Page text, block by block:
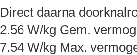
Direct daarna
2.56 W/kg Gem.
7.54 W/kg Max.